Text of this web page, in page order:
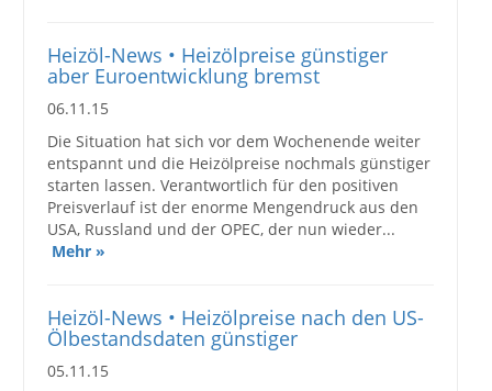
Heizöl-News • Heizölpreise günstiger
aber Euroentwicklung bremst
06.11.15
Die Situation hat sich vor dem Wochenende weiter
entspannt und die Heizölpreise nochmals günstiger
starten lassen. Verantwortlich für den positiven
Preisverlauf ist der enorme Mengendruck aus den
USA, Russland und der OPEC, der nun wieder...
Mehr »
Heizöl-News • Heizölpreise nach den US-
Ölbestandsdaten günstiger
05.11.15